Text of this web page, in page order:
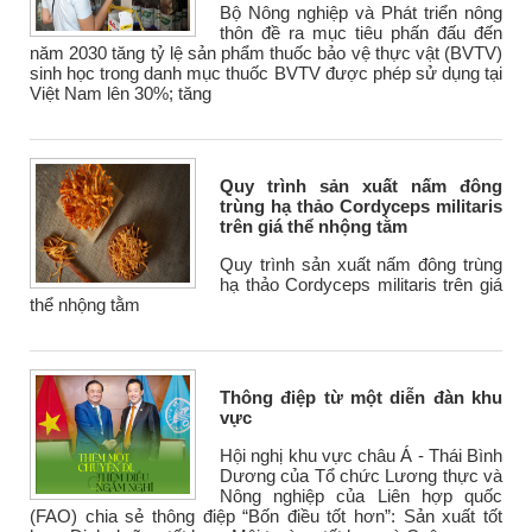
Bộ Nông nghiệp và Phát triển nông
thôn đề ra mục tiêu phấn đấu đến
năm 2030 tăng tỷ lệ sản phẩm thuốc bảo vệ thực vật (BVTV)
sinh học trong danh mục thuốc BVTV được phép sử dụng tại
Việt Nam lên 30%; tăng
Quy trình sản xuất nấm đông
trùng hạ thảo Cordyceps militaris
trên giá thể nhộng tằm
Quy trình sản xuất nấm đông trùng
hạ thảo Cordyceps militaris trên giá
thể nhộng tằm
Thông điệp từ một diễn đàn khu
vực
Hội nghị khu vực châu Á - Thái Bình
Dương của Tổ chức Lương thực và
Nông nghiệp của Liên hợp quốc
(FAO) chia sẻ thông điệp “Bốn điều tốt hơn”: Sản xuất tốt